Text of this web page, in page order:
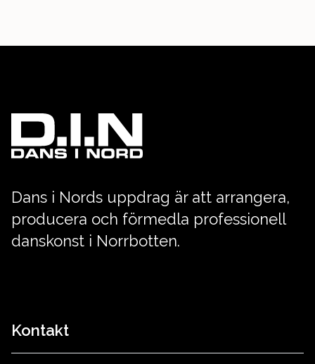
Dans i Nords uppdrag är att arrangera,
producera och förmedla professionell
danskonst i Norrbotten.
Kontakt